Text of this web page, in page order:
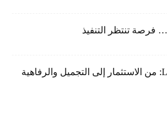
تنتظر التنفيذ